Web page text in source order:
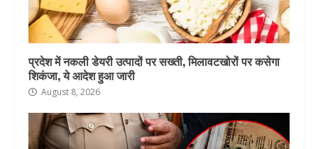
प्रदेश में नकली डेयरी उत्पादों पर सख्ती, मिलावटखोरों पर कसेगा
शिकंजा, ये आदेश हुआ जारी
August 8, 2026